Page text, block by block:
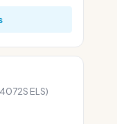
ELS)